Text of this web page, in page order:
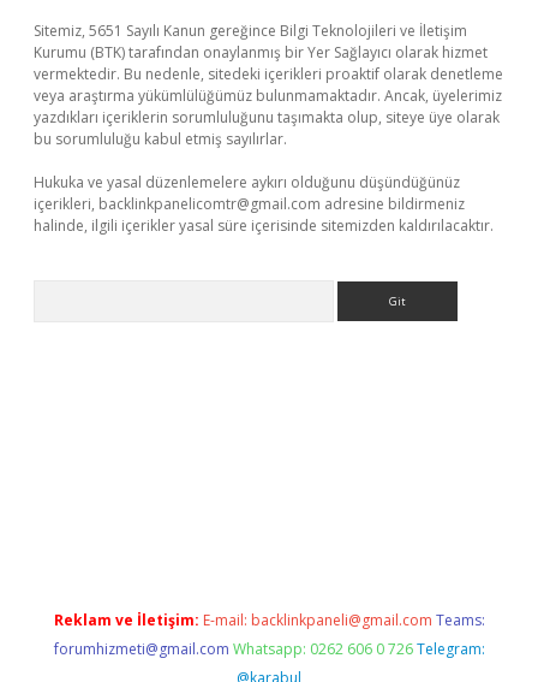
Sitemiz, 5651 Sayılı Kanun gereğince Bilgi Teknolojileri ve İletişim
Kurumu (BTK) tarafından onaylanmış bir Yer Sağlayıcı olarak hizmet
vermektedir. Bu nedenle, sitedeki içerikleri proaktif olarak denetleme
veya araştırma yükümlülüğümüz bulunmamaktadır. Ancak, üyelerimiz
yazdıkları içeriklerin sorumluluğunu taşımakta olup, siteye üye olarak
bu sorumluluğu kabul etmiş sayılırlar.
Hukuka ve yasal düzenlemelere aykırı olduğunu düşündüğünüz
içerikleri, backlinkpanelicomtr@gmail.com adresine bildirmeniz
halinde, ilgili içerikler yasal süre içerisinde sitemizden kaldırılacaktır.
Reklam ve İletişim: E-mail: backlinkpaneli@gmail.com Teams:
forumhizmeti@gmail.com Whatsapp: 0262 606 0 726 Telegram:
@karabul